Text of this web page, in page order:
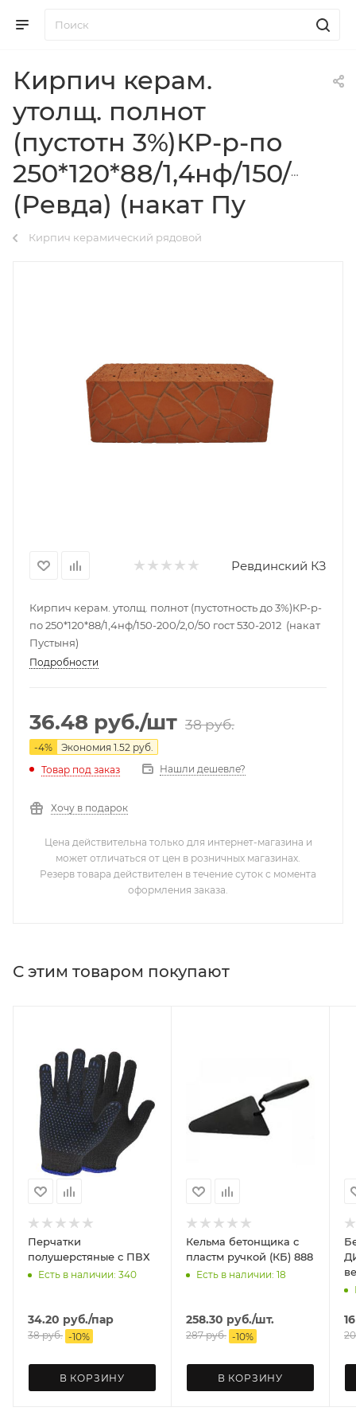
Кирпич керам.
утолщ. полнот
(пустотн 3%)КР-р-по
250*120*88/1,4нф/150/2,0/
(Ревда) (накат Пу
Кирпич керамический рядовой
Ревдинский КЗ
Кирпич керам. утолщ. полнот (пустотность до 3%)КР-р-
по 250*120*88/1,4нф/150-200/2,0/50 гост 530-2012 (накат
Пустыня)
Подробности
36.48 руб./шт 38руб.
-4% Экономия 1.52 руб.
Товар под заказ
Нашли дешевле?
Хочу в подарок
Цена действительна только для интернет-магазина и
может отличаться от цен в розничных магазинах.
Резерв товара действителен в течение суток с момента
оформления заказа.
С этим товаром покупают
Перчатки
полушерстяные с ПВХ
Есть в наличии: 340
34.20 руб./пар
38руб. -10%
В КОРЗИНУ
Кельма бетонщика с
пластм ручкой (КБ) 888
Есть в наличии: 18
258.30 руб./шт.
287руб. -10%
В КОРЗИНУ